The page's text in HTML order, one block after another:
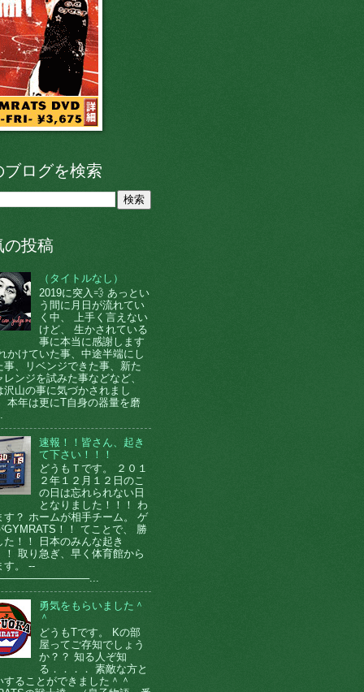
ブログを検索
の投稿
（タイトルなし）
2019に突入💨 あっとい
う間に月日が流れてい
く中、 上手く言えない
けど、 生かされている
事に本当に感謝します
かけていた事、中途半端にし
事、リベンジできた事、新た
レンジを試みた事などなど、
沢山の事に気づかされまし
本年は更にT自身の器量を磨
速報！！皆さん、起き
て下さい！！！
どうもＴです。 ２０１
２年１２月１２日のこ
の日は忘れられない日
となりました！！！ わ
す？ ホームが相手チーム。 ゲ
GYMRATS！！ てことで、 勝
た！！ 日本のみんな起き
！ 取り急ぎ、早く体育館から
す。 --
勇気をもらいました＾
＾
どうもTです。 Kの部
屋ってご存知でしょう
か？？ 知る人ぞ知
る．．．． 素敵な方と
することができました＾＾